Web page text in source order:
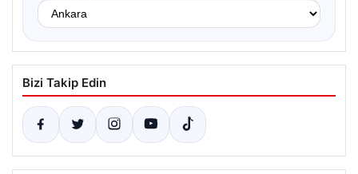
Bizi Takip Edin